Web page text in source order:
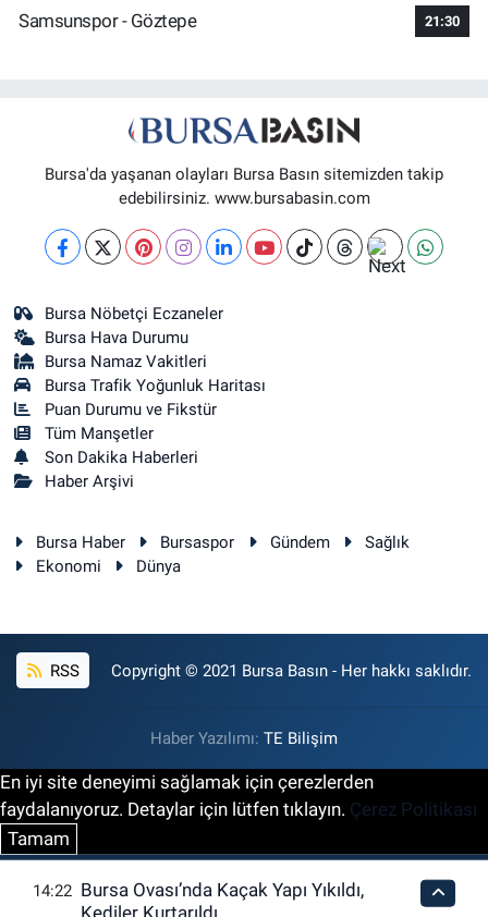
Samsunspor - Göztepe
21:30
Bursa'da yaşanan olayları Bursa Basın sitemizden takip
edebilirsiniz. www.bursabasin.com
Bursa Nöbetçi Eczaneler
Bursa Hava Durumu
Bursa Namaz Vakitleri
Bursa Trafik Yoğunluk Haritası
Puan Durumu ve Fikstür
Tüm Manşetler
Son Dakika Haberleri
Haber Arşivi
Bursa Haber Bursaspor Gündem
Sağlık
Ekonomi
Dünya
RSS Copyright © 2021 Bursa Basın - Her hakkı saklıdır.
Haber Yazılımı: TE Bilişim
En iyi site deneyimi sağlamak için çerezlerden
faydalanıyoruz. Detaylar için lütfen tıklayın. Çerez Politikası
Tamam
14:22 Bursa Ovası’nda Kaçak Yapı Yıkıldı,
Kediler Kurtarıldı